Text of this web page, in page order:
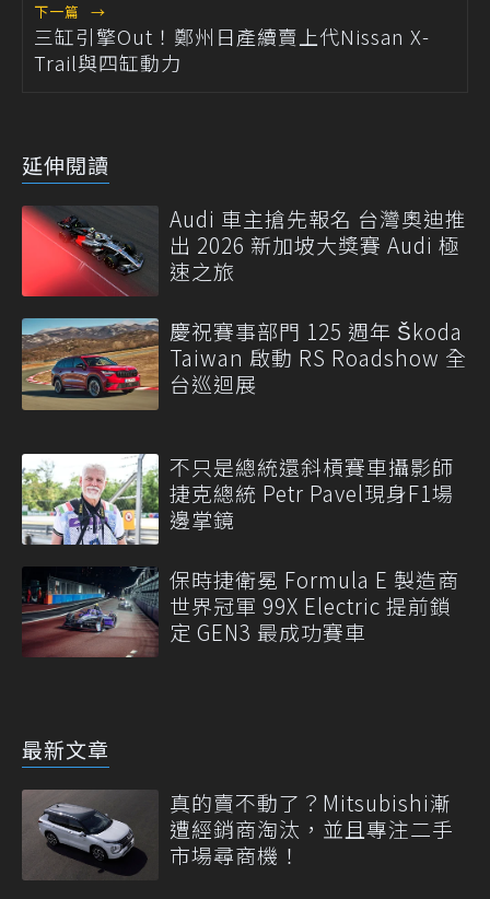
下一篇 →
三缸引擎Out！鄭州日產續賣上代Nissan X-
Trail與四缸動力
延伸閱讀
Audi 車主搶先報名 台灣奧迪推
出 2026 新加坡大獎賽 Audi 極
速之旅
慶祝賽事部門 125 週年 Škoda
Taiwan 啟動 RS Roadshow 全
台巡迴展
不只是總統還斜槓賽車攝影師
捷克總統 Petr Pavel現身F1場
邊掌鏡
保時捷衛冕 Formula E 製造商
世界冠軍 99X Electric 提前鎖
定 GEN3 最成功賽車
最新文章
真的賣不動了？Mitsubishi漸
遭經銷商淘汰，並且專注二手
市場尋商機！